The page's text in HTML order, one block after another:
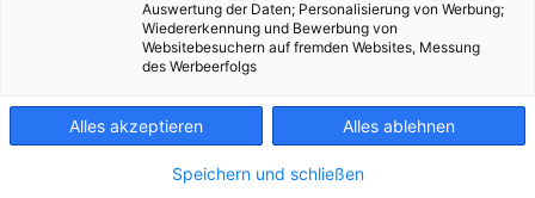
Auswertung der Daten; Personalisierung von Werbung;
Wiedererkennung und Bewerbung von
Websitebesuchern auf fremden Websites, Messung
des Werbeerfolgs
Alles akzeptieren Alles ablehnen
Speichern und schließen